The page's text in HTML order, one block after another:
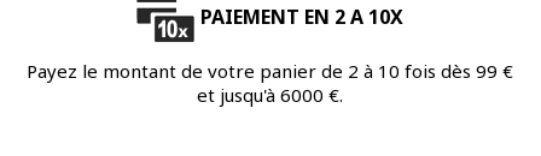
PAIEMENT EN 2 A 10X
Payez le montant de votre panier de 2 à 10 fois dès 99 €
et jusqu'à 6000 €.